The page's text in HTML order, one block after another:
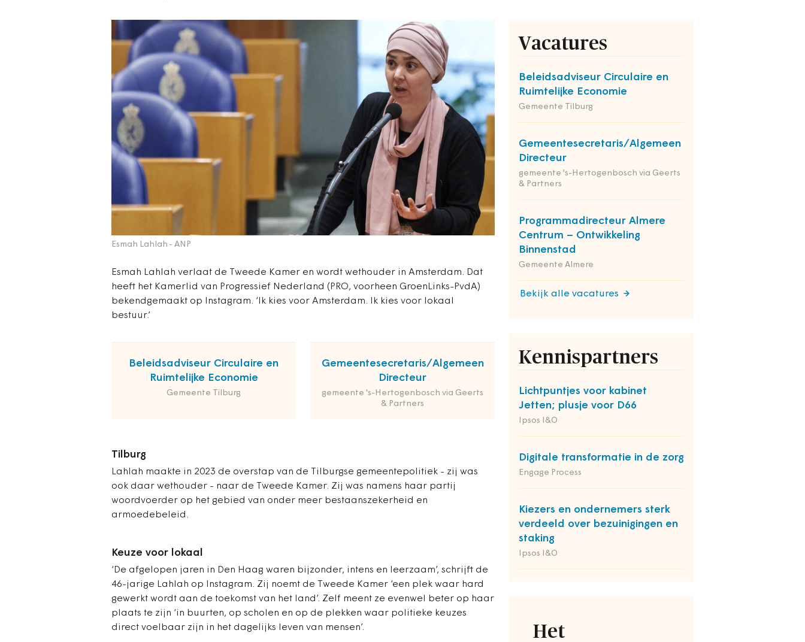
Esmah Lahlah - ANP
Esmah Lahlah verlaat de Tweede Kamer en wordt wethouder in Amsterdam. Dat
heeft het Kamerlid van Progressief Nederland (PRO, voorheen GroenLinks-PvdA)
bekendgemaakt op Instagram. ‘Ik kies voor Amsterdam. Ik kies voor lokaal
bestuur.’
Beleidsadviseur Circulaire en
Ruimtelijke Economie
Gemeente Tilburg
Gemeentesecretaris/Algemeen
Directeur
gemeente 's-Hertogenbosch via Geerts
& Partners
Tilburg
Lahlah maakte in 2023 de overstap van de Tilburgse gemeentepolitiek - zij was
ook daar wethouder - naar de Tweede Kamer. Zij was namens haar partij
woordvoerder op het gebied van onder meer bestaanszekerheid en
armoedebeleid.
Vacatures
Beleidsadviseur Circulaire en
Ruimtelijke Economie
Gemeente Tilburg
Gemeentesecretaris/Algemeen
Directeur
gemeente 's-Hertogenbosch via Geerts
& Partners
Programmadirecteur Almere
Centrum – Ontwikkeling
Binnenstad
Gemeente Almere
Bekijk alle vacatures
Kennispartners
Lichtpuntjes voor kabinet
Jetten; plusje voor D66
Ipsos I&O
Digitale transformatie in de zorg
Engage Process
Kiezers en ondernemers sterk
verdeeld over bezuinigingen en
staking
Ipsos I&O
Het
Keuze voor lokaal
‘De afgelopen jaren in Den Haag waren bijzonder, intens en leerzaam’, schrijft de
46-jarige Lahlah op Instagram. Zij noemt de Tweede Kamer ‘een plek waar hard
gewerkt wordt aan de toekomst van het land’. Zelf meent ze evenwel beter op haar
plaats te zijn ‘in buurten, op scholen en op de plekken waar politieke keuzes
direct voelbaar zijn in het dagelijks leven van mensen’.